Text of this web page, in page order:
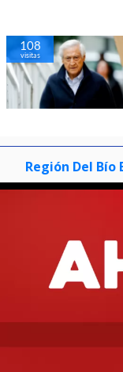
108
visitas
Región Del Bío